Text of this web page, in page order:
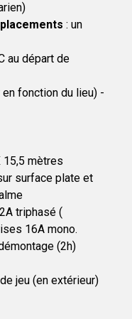
: un
au départ de
fonction du lieu) -
15,5 mètres
surface plate et
triphasé (
16A mono.
(2h)
jeu (en extérieur)